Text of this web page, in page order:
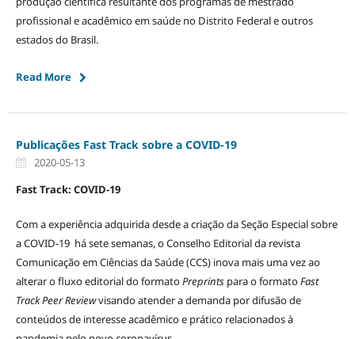
profissional e acadêmico em saúde no Distrito Federal e outros
estados do Brasil.
Read More
Publicações Fast Track sobre a COVID-19
2020-05-13
Fast Track: COVID-19
Com a experiência adquirida desde a criação da Seção Especial sobre
a COVID-19 há sete semanas, o Conselho Editorial da revista
Comunicação em Ciências da Saúde (CCS) inova mais uma vez ao
alterar o fluxo editorial do formatoPreprints para o formatoFast
TrackPeer Reviewvisando atender a demanda por difusão de
conteúdos de interesse acadêmico e prático relacionados à